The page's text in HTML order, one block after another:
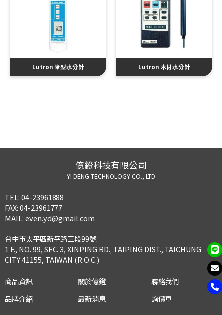
Lutron 筆型水分計 Lutron 木材水分計
億鐙科技有限公司
YI DENG TECHNOLOGY CO., LTD
TEL:04-23961888
FAX:04-23961777
MAIL:even.yd@gmail.com
台中市太平區新平路三段99號
1 F., NO. 99, SEC. 3, XINPING RD., TAIPING DIST., TAICHUNG
CITY 41155, TAIWAN (R.O.C.)
商品資訊
品牌介紹
關於億鐙
最新消息
聯絡我們
詢價車